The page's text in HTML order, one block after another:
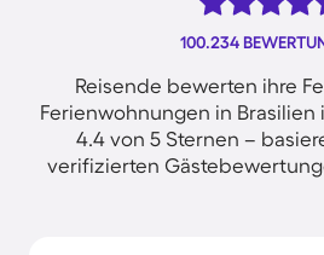
100.234
Reisende bewerten ihre
Ferienwohnungen in
4.4 von 5 Sternen –
verifizierten